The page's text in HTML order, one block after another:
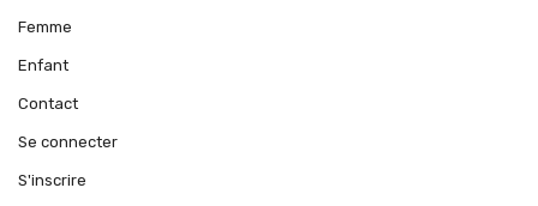
Femme
Enfant
Contact
Se connecter
S'inscrire